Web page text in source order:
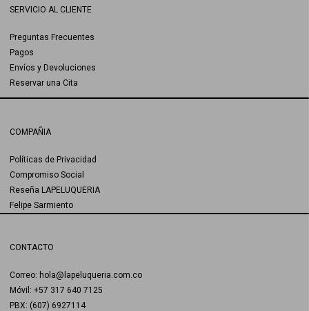
SERVICIO AL CLIENTE
Preguntas Frecuentes
Pagos
Envíos y Devoluciones
Reservar una Cita
COMPAÑIA
Políticas de Privacidad
Compromiso Social
Reseña LAPELUQUERIA
Felipe Sarmiento
CONTACTO
Correo: hola@lapeluqueria.com.co
Móvil: +57 317 640 7125
PBX: (607) 6927114